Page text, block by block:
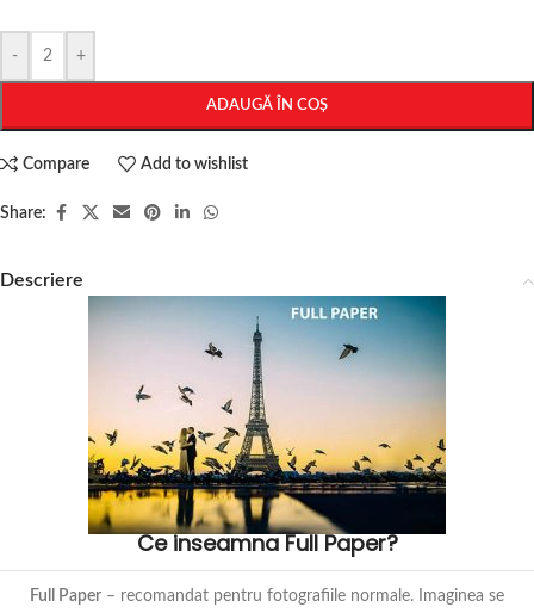
- +
ADAUGĂ ÎN COȘ
Compare Add to wishlist
Share:
Descriere
Ce inseamna Full Paper?
Full Paper – recomandat pentru fotografiile normale. Imaginea se